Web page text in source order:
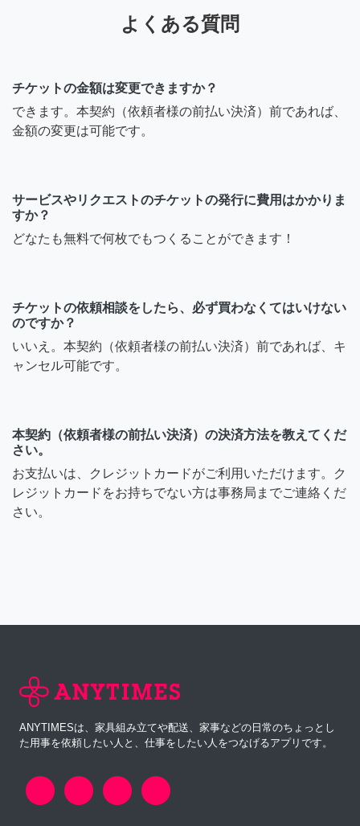
よくある質問
チケットの金額は変更できますか？
できます。本契約（依頼者様の前払い決済）前であれば、
金額の変更は可能です。
サービスやリクエストのチケットの発行に費用はかかりま
すか？
どなたも無料で何枚でもつくることができます！
チケットの依頼相談をしたら、必ず買わなくてはいけない
のですか？
いいえ。本契約（依頼者様の前払い決済）前であれば、キ
ャンセル可能です。
本契約（依頼者様の前払い決済）の決済方法を教えてくだ
さい。
お支払いは、クレジットカードがご利用いただけます。ク
レジットカードをお持ちでない方は事務局までご連絡くだ
さい。
ANYTIMESは、家具組み立てや配送、家事などの日常のちょっとし
た用事を依頼したい人と、仕事をしたい人をつなげるアプリです。